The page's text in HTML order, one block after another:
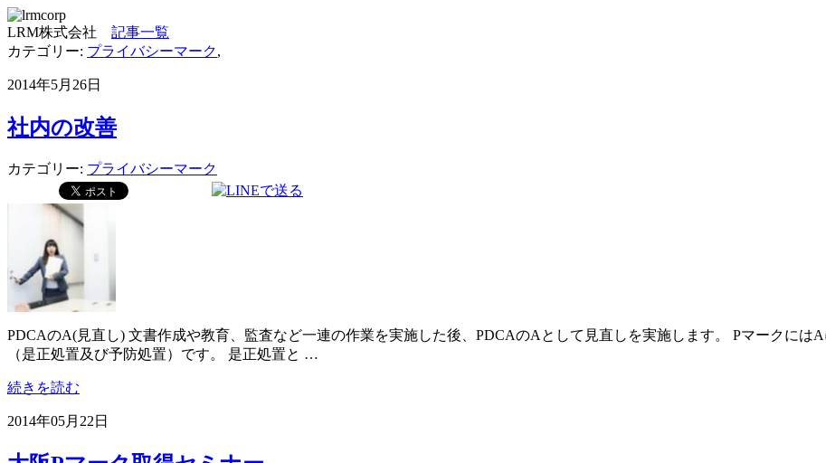
LRM株式会社 記事一覧
カテゴリー: プライバシーマーク,
2014年5月26日
社内の改善
カテゴリー: プライバシーマーク
PDCAのA(見直し) 文書作成や教育、監査など一連の作業を実施した後、PDCAのAとして見直しを実施します。 Pマークには
（是正処置及び予防処置）です。 是正処置と …
続きを読む
2014年05月22日